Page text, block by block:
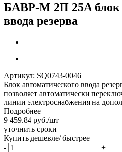
БАВР-М 2П 25А блок
ввода резерва
Артикул: SQ0743-0046
Блок автоматического ввода
позволяет автоматически
линии электроснабжения на
Подробнее
9 459.84 руб./шт
уточнить сроки
Купить дешевле/ быстрее
-
+